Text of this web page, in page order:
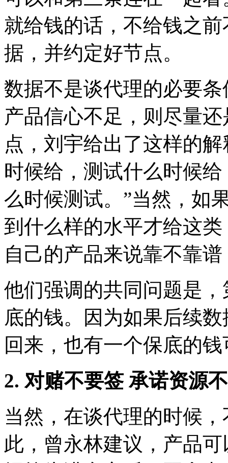
就给钱的话，不给钱之
据，并约定好节点。
数据不是谈代理的必要
产品信心不足，则尽量
点，刘宇给出了这样的
时候给，测试什么时候
么时候测试。”当然，如
到什么样的水平才给这
自己的产品来说靠不靠
他们强调的共同问题是
底的钱。因为如果后续
回来，也有一个保底的
2. 对赌不要签 承诺资源
当然，在谈代理的时候
此，曾永林建议，产品